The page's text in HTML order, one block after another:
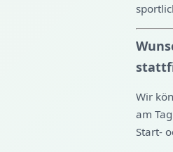
Wir
am
Start-